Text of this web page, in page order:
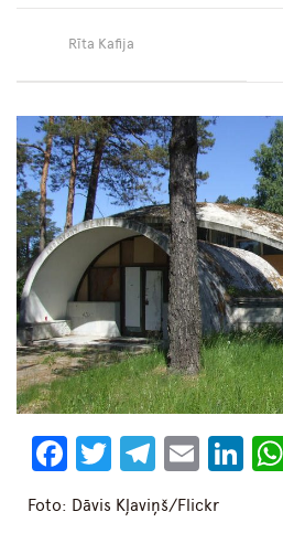
Rīta Kafija
Facebook
Twitter
Telegram
Email
Foto: Dāvis Kļaviņš/Flickr